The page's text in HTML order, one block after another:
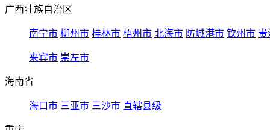
广西壮族自治区
南宁市 柳州市 桂林市 梧州市 北海市 防城港市 钦州市 贵
来宾市 崇左市
海南省
海口市 三亚市 三沙市 直辖县级